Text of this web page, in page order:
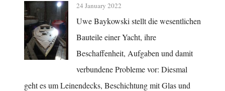
24 January 2022
Uwe Baykowski stellt die wesentlichen
Bauteile einer Yacht, ihre
Beschaffenheit, Aufgaben und damit
verbundene Probleme vor: Diesmal
geht es um Leinendecks, Beschichtung mit Glas und